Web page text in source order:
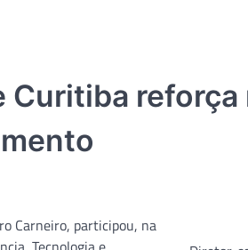
Curitiba
Carneiro, participou, na